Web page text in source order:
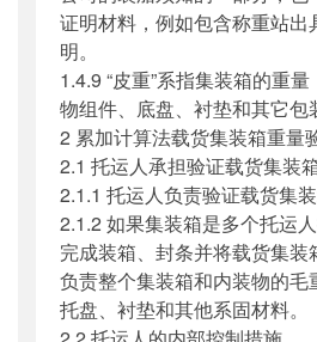
证明材料，例如包含称重站出
明。
1.4.9 “皮重”系指集装箱的重
物组件、底盘、衬垫和其它包
2 累加计算法载货集装箱重量
2.1 托运人承担验证载货集装
2.1.1 托运人负责验证载货集装
2.1.2 如果集装箱是多个托运
完成装箱、封条并将载货集
负责整个集装箱和内装物的毛
托盘、衬垫和其他系固材料。